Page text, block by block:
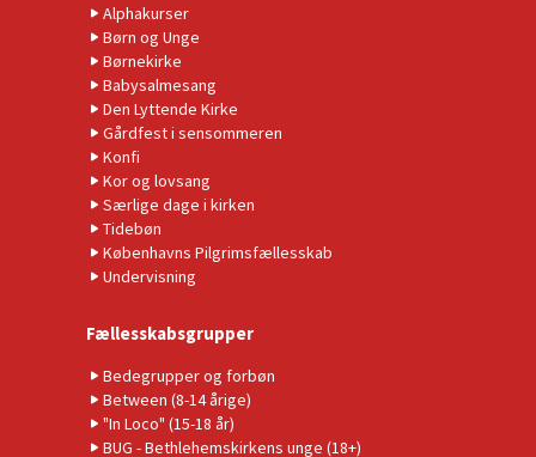
Alphakurser
Børn og Unge
Børnekirke
Babysalmesang
Den Lyttende Kirke
Gårdfest i sensommeren
Konfi
Kor og lovsang
Særlige dage i kirken
Tidebøn
Københavns Pilgrimsfællesskab
Undervisning
Fællesskabsgrupper
Bedegrupper og forbøn
Between (8-14 årige)
"In Loco" (15-18 år)
BUG - Bethlehemskirkens unge (18+)